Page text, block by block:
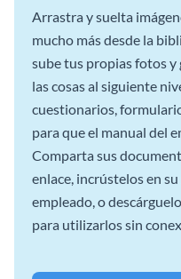
Arrastra y suelta
mucho más desde la
sube tus propias fotos y
las cosas al siguiente
cuestionarios,
para que el manual del
Comparta sus
enlace, incrústelos en
empleado, o
para utilizarlos sin